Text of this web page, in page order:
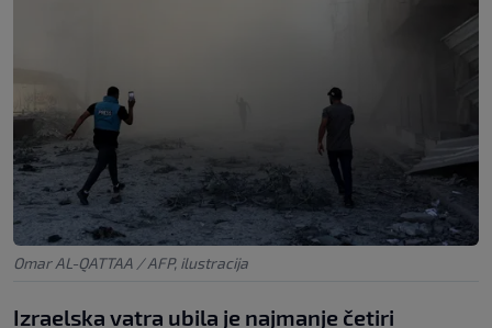
Omar AL-QATTAA / AFP, ilustracija
Izraelska vatra ubila je najmanje četiri